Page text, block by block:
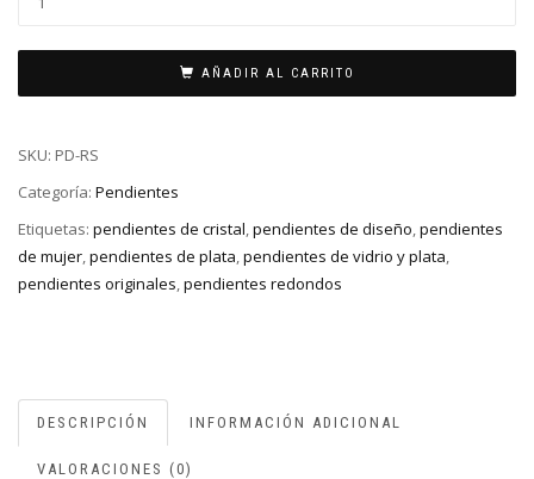
AÑADIR AL CARRITO
SKU: PD-RS
Categoría: Pendientes
Etiquetas: pendientes de cristal pendientes de diseño pendientes
de mujer pendientes de plata pendientes de vidrio y plata
pendientes originales pendientes redondos
DESCRIPCIÓN INFORMACIÓN ADICIONAL
VALORACIONES (0)